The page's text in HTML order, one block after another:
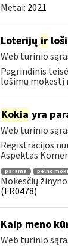
Metai: 2021
Loterijų ir
Web turinio
Pagrindinis
lošimų mokestį
Kokia yra
Web turinio
Registracijos
Aspektas
parama pelno
Mokesčių
(FR0478)
Kaip meno
Web turinio